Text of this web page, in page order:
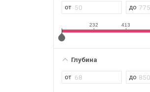
232 413
Глубина